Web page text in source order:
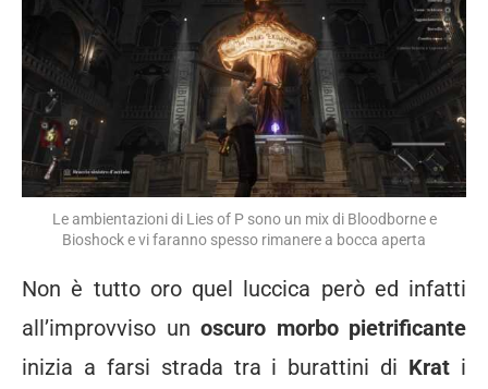
Le ambientazioni di Lies of P sono un mix di Bloodborne e
Bioshock e vi faranno spesso rimanere a bocca aperta
Non è tutto oro quel luccica però ed infatti
all’improvviso un oscuro morbo pietrificante
inizia a farsi strada tra i burattini di Krat i